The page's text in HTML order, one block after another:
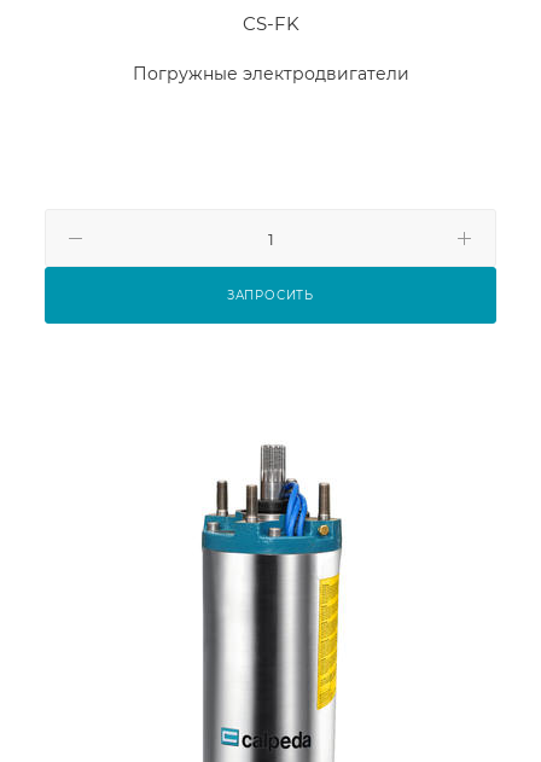
CS-FK
Погружные электродвигатели
ЗАПРОСИТЬ